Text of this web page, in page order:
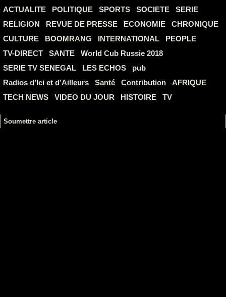
ACTUALITE POLITIQUE SPORTS SOCIETE
SERIE
RELIGION
REVUE DE PRESSE ECONOMIE
CHRONIQUE
CULTURE
BOOMRANG INTERNATIONAL
PEOPLE
TV-DIRECT
SANTE
World Cub Russie 2018
SERIE TV SENEGAL
LES ECHOS
pub
Radios d’Ici et d’Ailleurs
Santé Contribution
AFRIQUE
TECH NEWS
VIDEO DU JOUR HISTOIRE TV
Soumettre article